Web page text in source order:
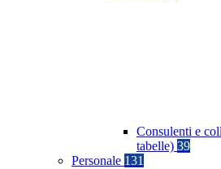
Consulenti e
tabelle) 39
Personale 131